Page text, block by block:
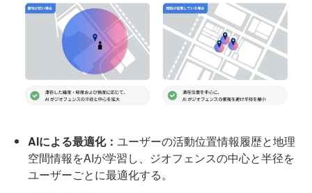
AIによる最適化： ユーザーの活動位置情報履歴と地理
空間情報をAIが学習し、ジオフェンスの中心と半径を
ユーザーごとに最適化する。